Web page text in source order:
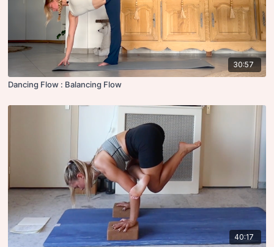
30:57
Dancing Flow : Balancing Flow
40:17